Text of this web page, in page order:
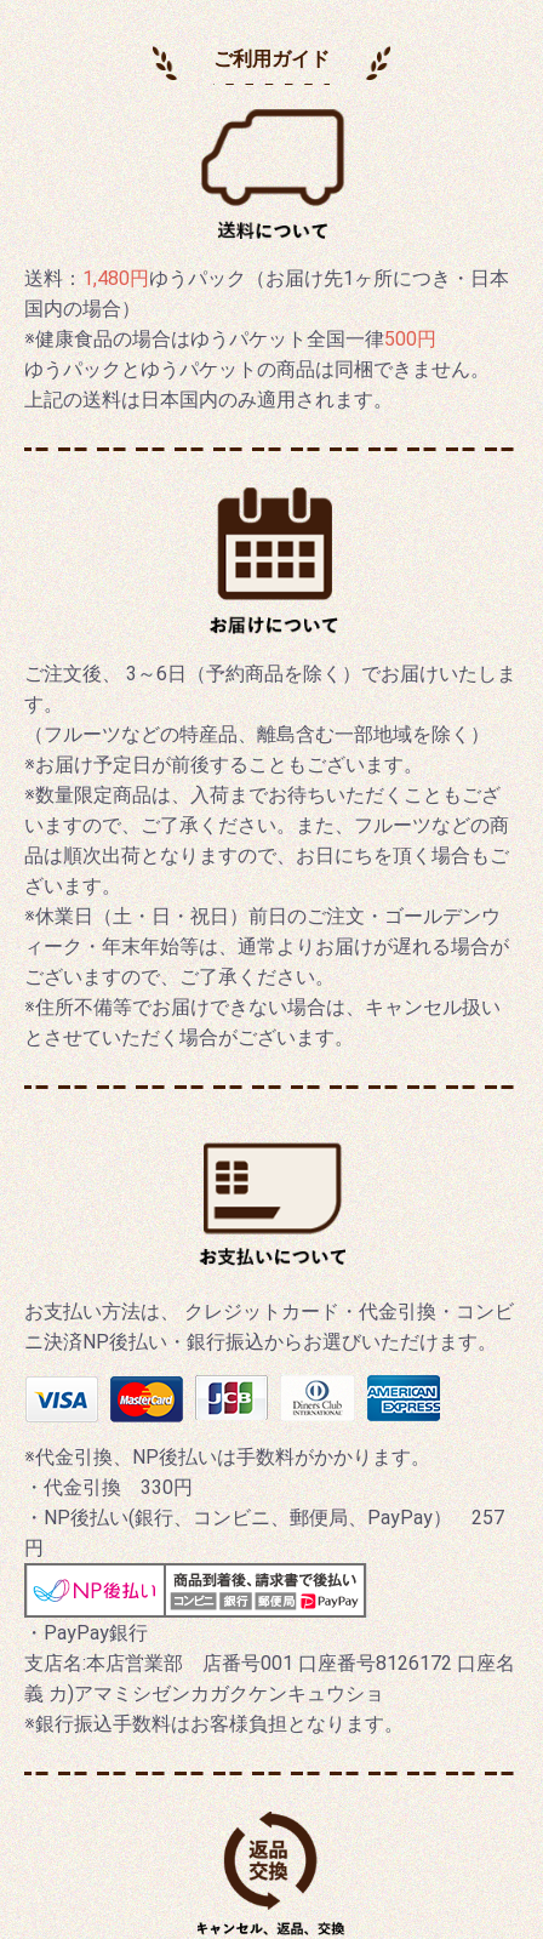
ご利用ガイド
送料：1,480円ゆうパック（お届け先1ヶ所につき・日本
国内の場合）
※健康食品の場合はゆうパケット全国一律500円
ゆうパックとゆうパケットの商品は同梱できません。
上記の送料は日本国内のみ適用されます。
ご注文後、 3～6日（予約商品を除く）でお届けいたしま
す。
（フルーツなどの特産品、離島含む一部地域を除く）
※お届け予定日が前後することもございます。
※数量限定商品は、入荷までお待ちいただくこともござ
いますので、ご了承ください。また、フルーツなどの商
品は順次出荷となりますので、お日にちを頂く場合もご
ざいます。
※休業日（土・日・祝日）前日のご注文・ゴールデンウ
ィーク・年末年始等は、通常よりお届けが遅れる場合が
ございますので、ご了承ください。
※住所不備等でお届けできない場合は、キャンセル扱い
とさせていただく場合がございます。
お支払い方法は、 クレジットカード・代金引換・コンビ
ニ決済NP後払い・銀行振込からお選びいただけます。
※代金引換、NP後払いは手数料がかかります。
・代金引換 330円
・NP後払い(銀行、コンビニ、郵便局、PayPay） 257
円
・PayPay銀行
支店名:本店営業部 店番号001 口座番号8126172 口座名
義 カ)アマミシゼンカガクケンキュウショ
※銀行振込手数料はお客様負担となります。